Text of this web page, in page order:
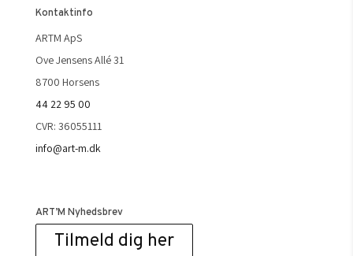
Kontaktinfo
ARTM ApS
Ove Jensens Allé 31
8700 Horsens
44 22 95 00
CVR: 36055111
info@art-m.dk
ART’M Nyhedsbrev
Tilmeld dig her